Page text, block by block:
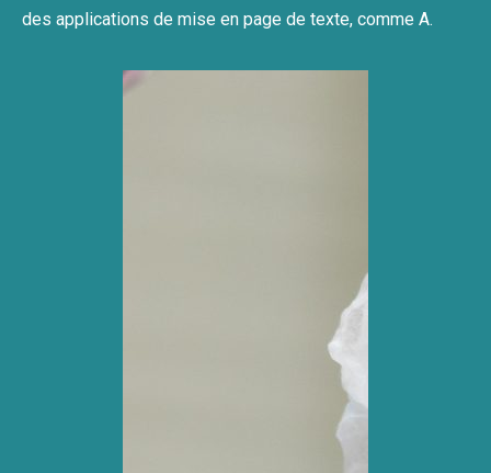
des applications de mise en page de texte, comme A.